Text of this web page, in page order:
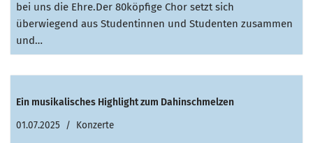
bei uns die Ehre.Der 80köpfige Chor setzt sich
überwiegend aus Studentinnen und Studenten zusammen
und…
Ein musikalisches Highlight zum Dahinschmelzen
01.07.2025
Konzerte